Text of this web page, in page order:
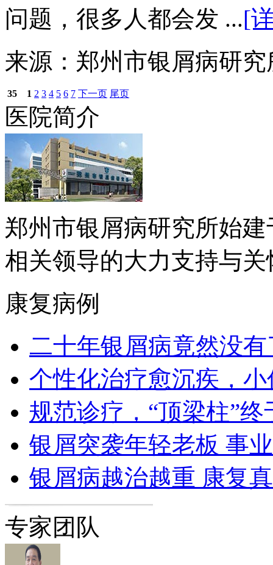
问题，很多人都会发 ...[
来源：郑州市银屑病研
35 1 2 3 4 5 6 7 下一页 尾页
医院简介
郑州市银屑病研究所始
相关领导的大力支持与
康复病例
二十年银屑病竟然没
个性化治疗愈沉疾，
规范诊疗，“顶梁柱”终
银屑突袭年轻老板 事
银屑病越治越重 康复
专家团队